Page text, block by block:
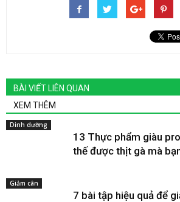
BÀI VIẾT LIÊN QUAN
XEM THÊM
Dinh dưỡng
13 Thực phẩm giàu
thế được thịt gà mà
Giảm cân
7 bài tập hiệu quả để